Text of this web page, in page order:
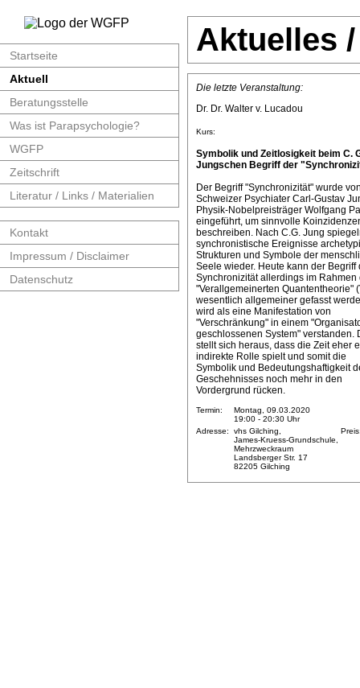
Startseite
Aktuell
Beratungsstelle
Was ist Parapsychologie?
WGFP
Zeitschrift
Literatur / Links / Materialien
Kontakt
Impressum / Disclaimer
Datenschutz
Aktuelles
Die letzte Veranstaltung:
Dr. Dr. Walter v. Lucadou
Kurs:
Symbolik und Zeitlosigkeit beim C.
Jungschen Begriff der
Der Begriff "Synchronizität" wurde
Schweizer Psychiater Carl-Gustav
Physik-Nobelpreisträger Wolfgang
eingeführt, um sinnvolle
beschreiben. Nach C.G. Jung
synchronistische Ereignisse
Strukturen und Symbole der
Seele wieder. Heute kann der Begriff
Synchronizität allerdings im Rahmen
"Verallgemeinerten Quantentheorie"
wesentlich allgemeiner gefasst
wird als eine Manifestation von
"Verschränkung" in einem
geschlossenen System" verstanden.
stellt sich heraus, dass die Zeit eher
indirekte Rolle spielt und somit die
Symbolik und Bedeutungshaftigkeit
Geschehnisses noch mehr in den
Vordergrund rücken.
Termin:
Montag, 09.03.2020
19:00 - 20:30 Uhr
Adresse:
vhs Gilching,
James-Kruess-Grundschule,
Mehrzweckraum
Landsberger Str. 17
82205 Gilching